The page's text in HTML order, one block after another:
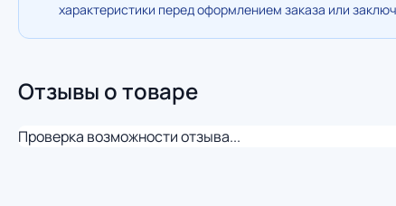
характеристики перед оформлением заказа или
Отзывы о товаре
Проверка возможности отзыва...